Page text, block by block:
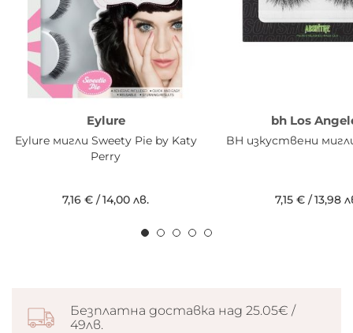
Eylure
Eylure мигли Sweety Pie by Katy
Perry
7,16 € /14,00 лв.
bh Los
BH изкуствени
7,15 € /13,98
Безплатна доставка над 25.05€ /
49лв.